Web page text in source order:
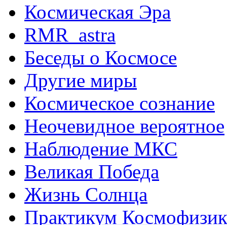
Космическая Эра
RMR_astra
Беседы о Космосе
Другие миры
Космическое сознание
Неочевидное вероятное
Наблюдение МКС
Великая Победа
Жизнь Солнца
Практикум